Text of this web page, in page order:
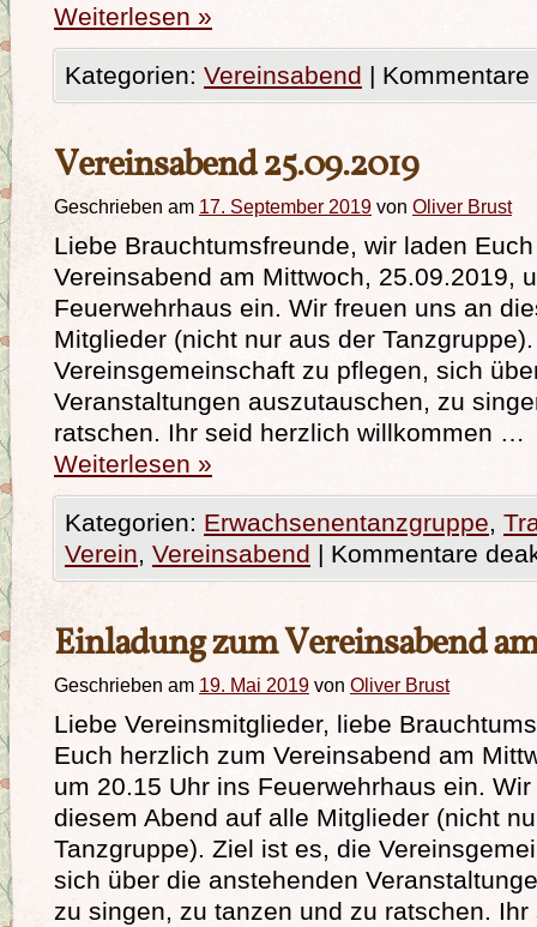
Weiterlesen »
Kategorien: Vereinsabend |
Vereinsabend 25.09.2019
Geschrieben am 17. September 2019 von Oliver Brust
Liebe Brauchtumsfreunde, wir laden
Vereinsabend am Mittwoch, 25.09.2019,
Feuerwehrhaus ein. Wir freuen uns an
Mitglieder (nicht nur aus der
Vereinsgemeinschaft zu pflegen, sich
Veranstaltungen auszutauschen, zu
ratschen. Ihr seid herzlich willkommen …
Weiterlesen »
Kategorien: Erwachsenentanzgruppe,
Verein, Vereinsabend | Kommentare
Einladung zum Vereinsabend
Geschrieben am 19. Mai 2019 von Oliver Brust
Liebe Vereinsmitglieder, liebe
Euch herzlich zum Vereinsabend am
um 20.15 Uhr ins Feuerwehrhaus ein.
diesem Abend auf alle Mitglieder (nicht
Tanzgruppe). Ziel ist es, die
sich über die anstehenden
zu singen, zu tanzen und zu ratschen.